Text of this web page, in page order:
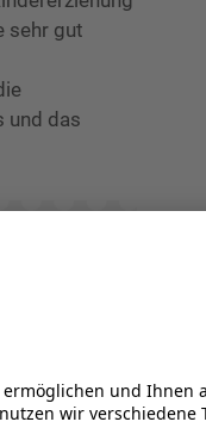
sehr gut
und das
weiter
den
Ecken